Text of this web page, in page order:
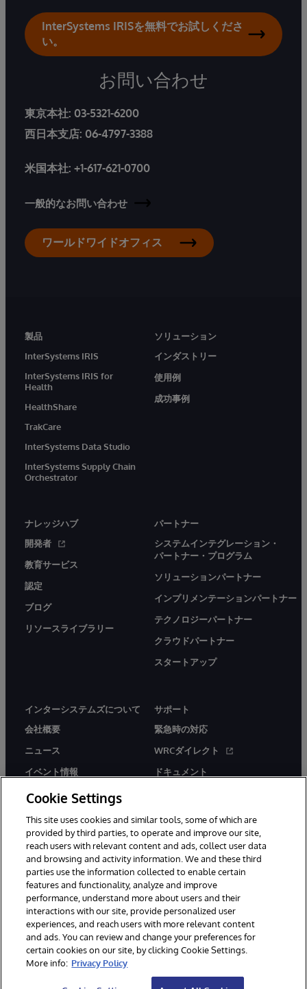
InterSystems IRISを無料でお試しくださ
い。
お問い合わせ
東京本社: 03-5321-6200
西日本支店: 06-4797-3388
米国本社: +1-617-621-0700
一般的なお問い合わせ
ワールドワイドオフィス
製品
InterSystems IRIS
InterSystems IRIS for
Health
HealthShare
TrakCare
InterSystems Data Studio
InterSystems Supply Chain
Orchestrator
ソリューション
インダストリー
使用例
成功事例
ナレッジハブ
開発者
教育サービス
認定
ブログ
リソースライブラリー
パートナー
システムインテグレーション・
パートナー・プログラム
ソリューションパートナー
インプリメンテーションパートナー
テクノロジーパートナー
クラウドパートナー
スタートアップ
インターシステムズについて
会社概要
ニュース
イベント情報
採用情報
サポート
緊急時の対応
WRCダイレクト
ドキュメント
© 1996-2026Y InterSystems Corporation, Boston, MA. All Rights
Reserved.
お知らせ／ご利用規約
プライバシーステートメント
保証について
アクセシビリティ
Cookie Settings
This site uses cookies and similar tools, some of which are
provided by third parties, to operate and improve our site,
reach users with relevant content and ads, collect user data
and browsing and activity information. We and these third
parties use the information collected to enable certain
features and functionality, analyze and improve
performance, understand more about users and their
interactions with our site, provide personalized user
experiences, and reach users with more relevant content
and ads. You can review and change your preferences for
certain cookies on our site, by clicking Cookie Settings.
More info: Privacy Policy